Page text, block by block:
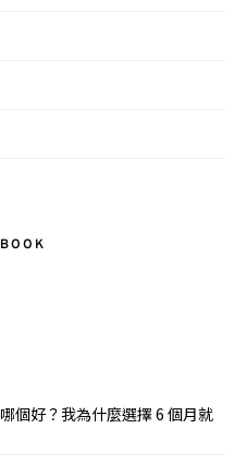
個好？我為什麼選擇 6 個月就